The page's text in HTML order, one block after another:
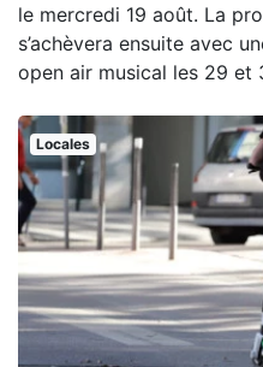
le mercredi 19 août. La
s’achèvera ensuite avec
open air musical les 29 et
Locales